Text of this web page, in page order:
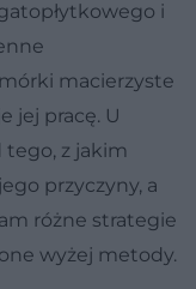
i
macierzyste
jej pracę. U
tego, z jakim
przyczyny, a
różne strategie
wyżej metody.